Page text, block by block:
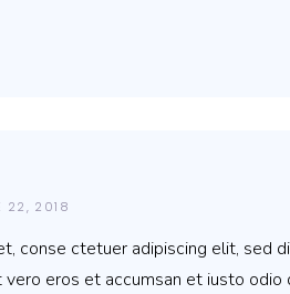
22, 2018
conse ctetuer adipiscing elit, sed
vero eros et accumsan et iusto odio